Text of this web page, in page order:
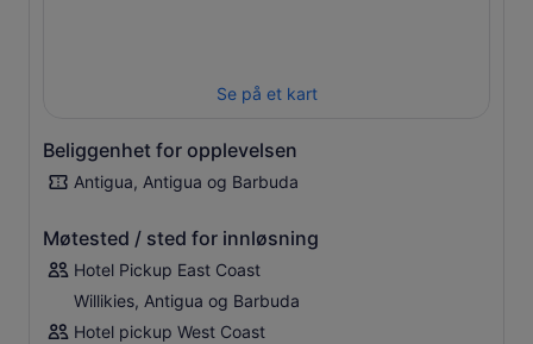
sprutende moro, kan du nyte problemfri transport tilbake
Se på et kart
Beliggenhet for opplevelsen
Antigua, Antigua og Barbuda
Møtested / sted for innløsning
Hotel Pickup East Coast
Willikies, Antigua og Barbuda
Hotel pickup West Coast